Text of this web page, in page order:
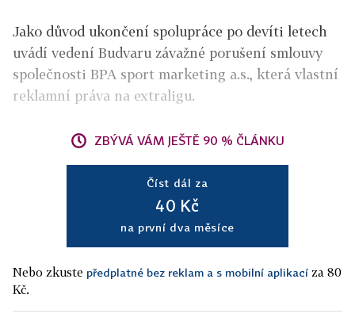
Jako důvod ukončení spolupráce po devíti letech
uvádí vedení Budvaru závažné porušení smlouvy
společnosti BPA sport marketing a.s., která vlastní
reklamní práva na extraligu.
ZBÝVÁ VÁM JEŠTĚ 90 % ČLÁNKU
Číst dál za
40 Kč
na první dva měsíce
Nebo zkuste předplatné bez reklam a s mobilní aplikací za 80
Kč.